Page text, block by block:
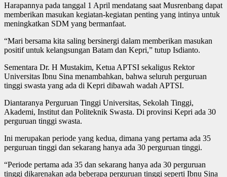
Harapannya pada tanggal 1 April mendatang saat Musrenbang dapat
memberikan masukan kegiatan-kegiatan penting yang intinya untuk
meningkatkan SDM yang bermanfaat.
“Mari bersama kita saling bersinergi dalam memberikan masukan
positif untuk kelangsungan Batam dan Kepri,” tutup Isdianto.
Sementara Dr. H Mustakim, Ketua APTSI sekaligus Rektor
Universitas Ibnu Sina menambahkan, bahwa seluruh perguruan
tinggi swasta yang ada di Kepri dibawah wadah APTSI.
Diantaranya Perguruan Tinggi Universitas, Sekolah Tinggi,
Akademi, Institut dan Politeknik Swasta. Di provinsi Kepri ada 30
perguruan tinggi swasta.
Ini merupakan periode yang kedua, dimana yang pertama ada 35
perguruan tinggi dan sekarang hanya ada 30 perguruan tinggi.
“Periode pertama ada 35 dan sekarang hanya ada 30 perguruan
tinggi dikarenakan ada beberapa perguruan tinggi seperti Ibnu Sina